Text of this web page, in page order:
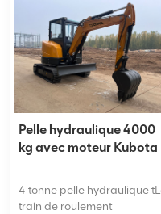
Pelle hydraulique 4000
kg avec moteur Kubota
4 tonne pelle hydraulique
train de roulement